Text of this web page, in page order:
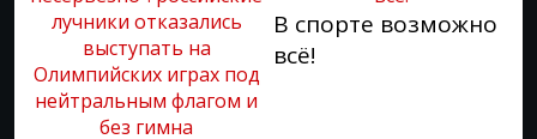
В спорте возможно
всё!